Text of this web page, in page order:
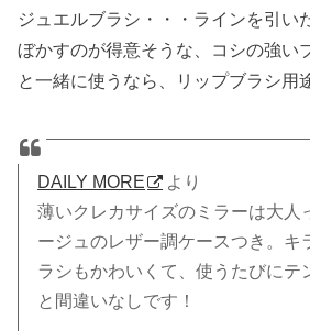
ジュエルブラシ・・・ラインを引い
ぼかすのが得意そうな、コシの強い
と一緒に使うなら、リップブラシ用
DAILY MORE
より
薄いクレカサイズのミラーは大人
ージュのレザー調ケースつき。キ
ラシもかわいくて、使うたびにテ
と間違いなしです！